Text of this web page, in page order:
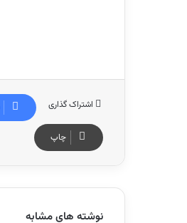
اشتراک گذاری
چاپ
نوشته های مشابه